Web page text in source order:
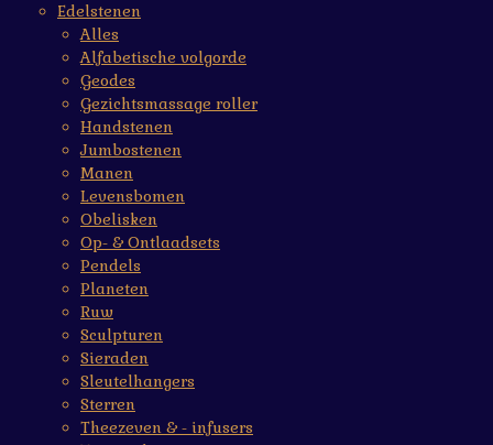
Edelstenen
Alles
Alfabetische volgorde
Geodes
Gezichtsmassage roller
Handstenen
Jumbostenen
Manen
Levensbomen
Obelisken
Op- & Ontlaadsets
Pendels
Planeten
Ruw
Sculpturen
Sieraden
Sleutelhangers
Sterren
Theezeven & - infusers